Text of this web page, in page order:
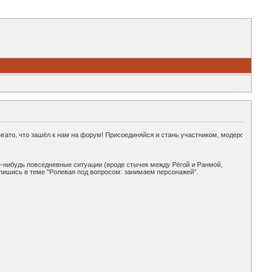
что зашёл к нам на форум! Присоединяйся и стань участником, модером или
повседневные ситуации (вроде стычек между Рёгой и Ранмой,
в теме "Ролевая под вопросом: занимаем персонажей".